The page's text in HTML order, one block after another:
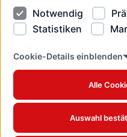
Notwendig
Statistiken
Cookie-Details einblenden
Alle
Auswahl
Datenschutzhinweise
Barrierefreiheit
Cookie Erklärung
www.luebeck.de